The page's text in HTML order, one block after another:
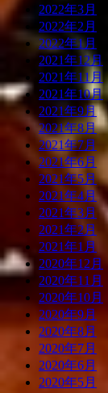
2022年3月
2022年2月
2022年1月
2021年12月
2021年11月
2021年10月
2021年9月
2021年8月
2021年7月
2021年6月
2021年5月
2021年4月
2021年3月
2021年2月
2021年1月
2020年12月
2020年11月
2020年10月
2020年9月
2020年8月
2020年7月
2020年6月
2020年5月